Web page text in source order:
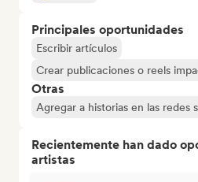
Principales oportunidades
Escribir artículos
Crear publicaciones o reels
Otras
Agregar a historias en las redes
Recientemente han dado
artistas